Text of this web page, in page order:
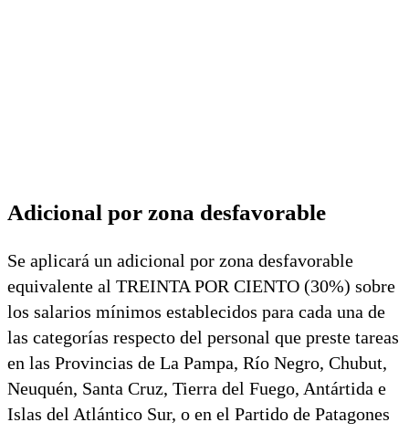
Adicional por zona desfavorable
Se aplicará un adicional por zona desfavorable
equivalente al TREINTA POR CIENTO (30%) sobre
los salarios mínimos establecidos para cada una de
las categorías respecto del personal que preste tareas
en las Provincias de La Pampa, Río Negro, Chubut,
Neuquén, Santa Cruz, Tierra del Fuego, Antártida e
Islas del Atlántico Sur, o en el Partido de Patagones